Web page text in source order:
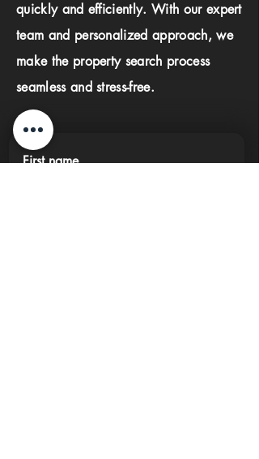
quickly and efficiently. With our expert
team and personalized approach, we
make the property search process
seamless and stress-free.
First name